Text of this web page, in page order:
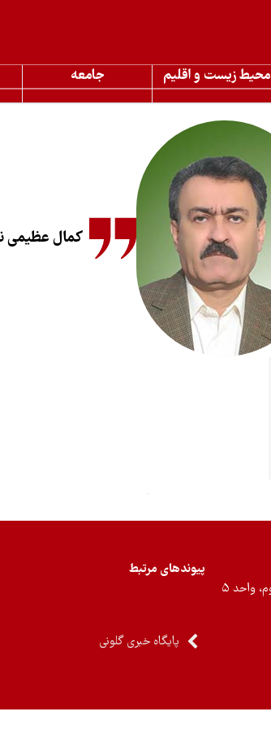
محیط زیست و اقلیم جامعه
کمال عظیمی
پیوندهای مرتبط
پایگاه خبری گلونی